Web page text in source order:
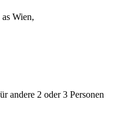
Wien,
andere 2 oder 3 Personen